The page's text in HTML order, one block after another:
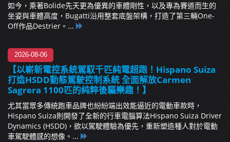
如今，乘著Bolide先天更為優異的車體剛性，以及專為賽道而生的
坐姿與車體高度，Bugatti沿用整套底盤架構，打造了第三輛One-
Off作品Destrier。...
2026-08-06
【以嶄新電控系統駕馭千匹純電超跑！Hispano Suiza
打造HSDD動態駕駛控制系統 全面解放Carmen
Sagrera 1100匹的純粹後驅樂趣！】
尤其當眾多傳統跑車品牌也紛紛端出效能逼近的電動車款時，
Hispano Suiza則開發了全新的行車電腦算法Hispano Suiza Driver
Dynamics (HSDD)，欲以駕駛體驗為優先，重新塑造種人對於電動
車駕駛體感的想像。...